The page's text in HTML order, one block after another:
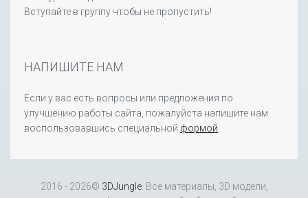
Вступайте в группу чтобы не пропустить!
НАПИШИТЕ НАМ
Если у вас есть вопросы или предложения по
улучшению работы сайта, пожалуйста напишите нам
воспользовавшись специальной формой
2016 - 2026© 3DJungle. Все материалы, 3D модели,